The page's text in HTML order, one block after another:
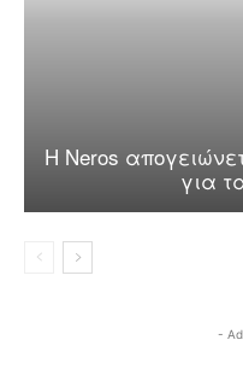
Η Neros
για
-